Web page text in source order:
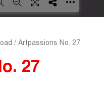
/ Artpassions No. 27
27